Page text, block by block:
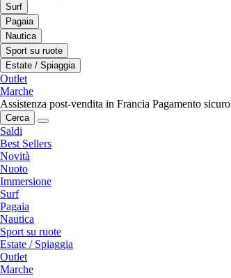
Surf
Pagaia
Nautica
Sport su ruote
Estate / Spiaggia
Outlet
Marche
Assistenza post-vendita in Francia Pagamento sicuro
Cerca
Saldi
Best Sellers
Novità
Nuoto
Immersione
Surf
Pagaia
Nautica
Sport su ruote
Estate / Spiaggia
Outlet
Marche